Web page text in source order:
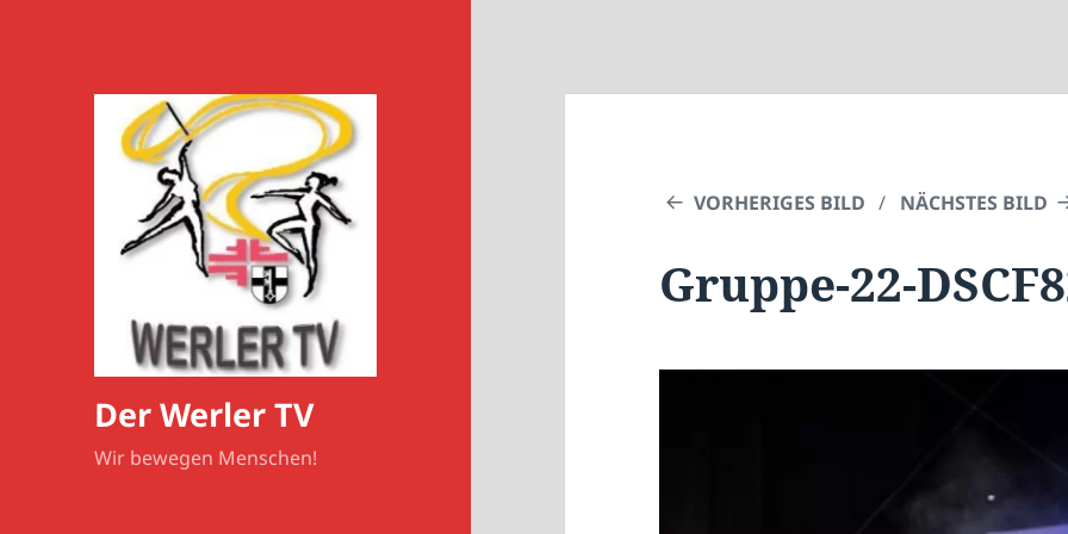
Der Werler TV
Wir bewegen Menschen!
VORHERIGES BILD NÄCHSTES BILD
Gruppe-22-